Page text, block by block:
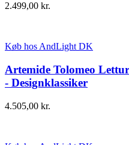
2.499,00 kr.
Køb hos AndLight DK
Artemide Tolomeo
- Designklassiker
4.505,00 kr.